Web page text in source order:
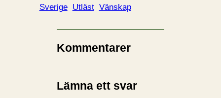
Sverige Utläst Vänskap
Kommentarer
Lämna ett svar